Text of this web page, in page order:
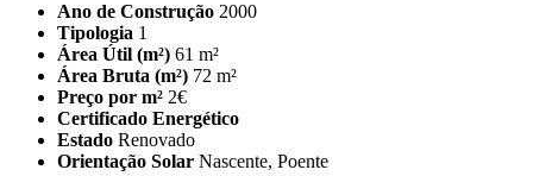
Ano de Construção 2000
Tipologia 1
Área Útil (m²) 61 m²
Área Bruta (m²) 72 m²
Preço por m² 2€
Certificado Energético
Estado Renovado
Orientação Solar Nascente, Poente